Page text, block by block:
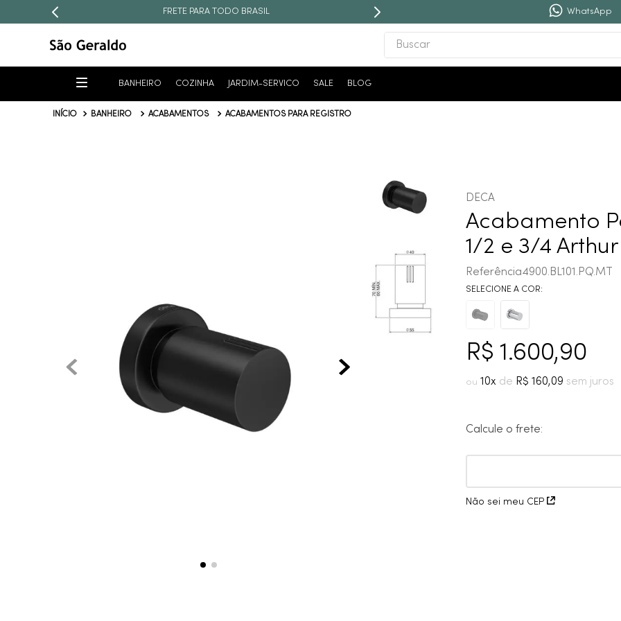
FRETE PARA TODO BRASIL WhatsApp
Buscar
BANHEIRO COZINHA JARDIM-SERVICO SALE BLOG
BANHEIRO ACABAMENTOS ACABAMENTOS PARA REGISTRO
DECA
Acabamento
1/2 e 3/4
Referência4900.BL101.PQ.MT
R$ 1.600,90
10 R$ 160,09
Calcule o frete:
Não sei meu CEP
5º
atlas
perola
8º
black matte
9
º cobre escovado